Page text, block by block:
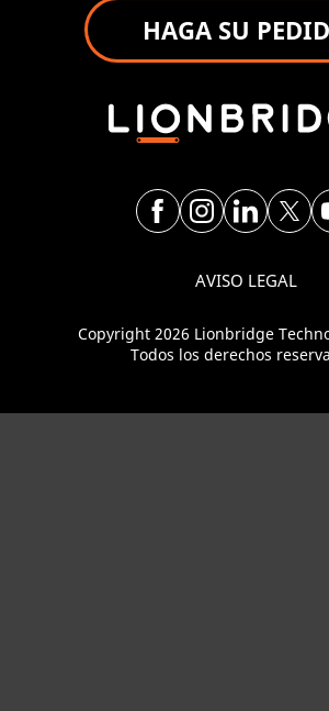
HAGA SU
AVISO LEGAL
Copyright 2026 Lionbridge
Todos los derechos